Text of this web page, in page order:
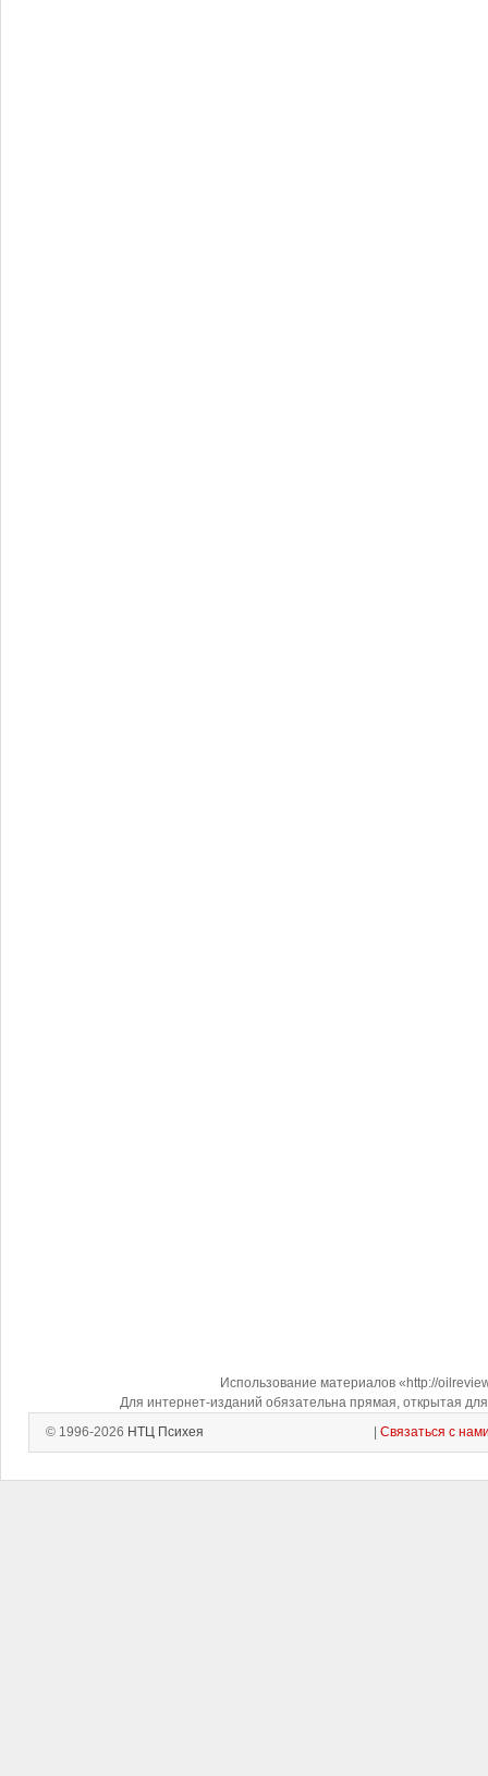
Использование материалов «http://
Для интернет-изданий обязательна прямая, открытая
© 1996-2026 НТЦ Психея Связаться с